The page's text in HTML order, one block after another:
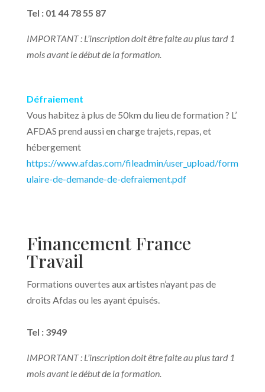
Tel : 01 44 78 55 87
IMPORTANT : L’inscription doit être faite au plus tard 1
mois avant le début de la formation.
Défraiement
Vous habitez à plus de 50km du lieu de formation ? L’
AFDAS prend aussi en charge trajets, repas, et
hébergement
https://www.afdas.com/fileadmin/user_upload/form
ulaire-de-demande-de-defraiement.pdf
Financement France
Travail
Formations ouvertes aux artistes n’ayant pas de
droits Afdas ou les ayant épuisés.
Tel : 3949
IMPORTANT : L’inscription doit être faite au plus tard 1
mois avant le début de la formation.